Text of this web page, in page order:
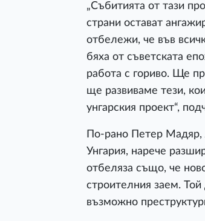
„Събитията от тази
страни остават
отбележи, че във
бяха от съветската
работа с гориво. Ще
ще развиваме тези,
унгарския проект“,
По-рано Петер Мадяр,
Унгария, нарече
отбеляза също, че
строителния заем.
възможно